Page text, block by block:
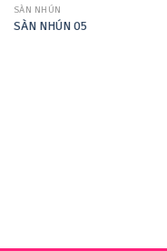
SÀN NHÚN
SÀN NHÚN 05